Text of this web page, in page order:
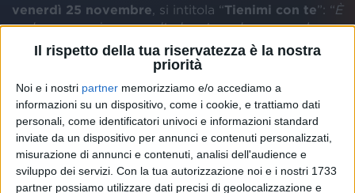
Il rispetto della tua riservatezza è la nostra
priorità
Noi e i nostri partner memorizziamo e/o accediamo a
informazioni su un dispositivo, come i cookie, e trattiamo dati
personali, come identificatori univoci e informazioni standard
inviate da un dispositivo per annunci e contenuti personalizzati,
misurazione di annunci e contenuti, analisi dell'audience e
sviluppo dei servizi. Con la tua autorizzazione noi e i nostri 1733
partner possiamo utilizzare dati precisi di geolocalizzazione e
venerdì 25 novembre , si intitola “Tienimi con te”: “È
un brano a cui sono molto legata e che non vedo
l'ora di condividere con tutti voi”.
L’inedito arriva al termine di altre13 canzoni live
tratte daltriplo concertoche Elisa ha tenuto
all’Arena di Verona lo scorso maggio. “Back To The
Future Live - Part III” sarà disponibile inedizione
fisicae in un numero di copielimitato, ma si può già
pre-ordinareonline.